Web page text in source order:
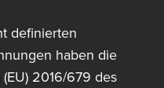
definierten
haben die
2016/679 des